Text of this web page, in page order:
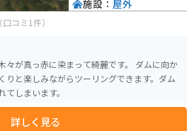
（口コミ1件）
々が真っ赤に染まって綺麗です。 ダムに向か
りと楽しみながらツーリングできます。ダム
しまいます。
詳しく見る
施設： 屋外